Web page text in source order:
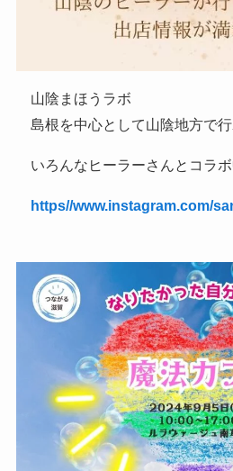
山陰まほうラボ
島根を中心として山陰地方で行
いろんなヒーラーさんとコラボ
https//www.instagram.com/